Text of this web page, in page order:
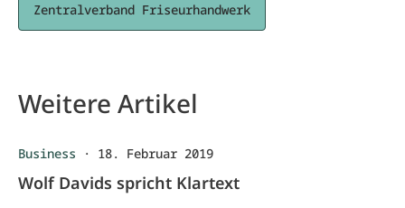
Zentralverband Friseurhandwerk
Weitere Artikel
Business · 18. Februar 2019
Wolf Davids spricht Klartext